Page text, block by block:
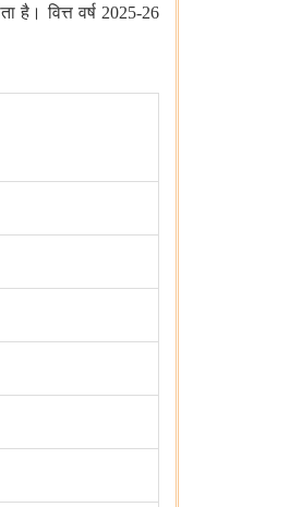
है। वित्त वर्ष 2025-26